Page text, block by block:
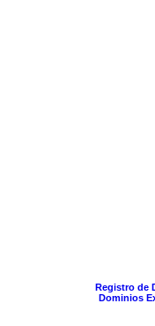
Registro de
Dominios